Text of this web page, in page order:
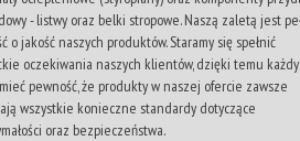
- listwy oraz belki stropowe. Naszą zaletą jest
o jakość naszych produktów. Staramy się spełnić
oczekiwania naszych klientów, dzięki temu każdy
pewność, że produkty w naszej ofercie zawsze
wszystkie konieczne standardy dotyczące
oraz bezpieczeństwa.